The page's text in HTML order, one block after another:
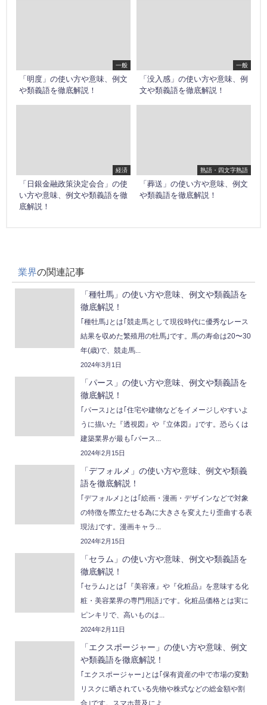
一般
「明度」の使い方や意味、例文
や類義語を徹底解説！
一般
「没入感」の使い方や意味、例
文や類義語を徹底解説！
経済
「日銀金融政策決定会合」の使
い方や意味、例文や類義語を徹
底解説！
熟語・四文字熟語
「葬送」の使い方や意味、例文
や類義語を徹底解説！
業界の関連記事
「種牡馬」の使い方や意味、例文や類義語を
徹底解説！
｢種牡馬｣とは｢競走馬として現役時代に優秀なレース
結果を収めた繁殖用の牡馬｣です。馬の寿命は20〜30
年(歳)で、競走馬...
2024年3月1日
「パース」の使い方や意味、例文や類義語を
徹底解説！
｢パース｣とは｢住宅や建物などをイメージしやすいよ
うに描いた『透視図』や『立体図』｣です。恐らくは
建築業界が最も｢パース...
2024年2月15日
「デフォルメ」の使い方や意味、例文や類義
語を徹底解説！
｢デフォルメ｣とは｢絵画・漫画・デザインなどで対象
の特徴を際立たせる為に大きさを変えたり歪曲する表
現法｣です。漫画キャラ...
2024年2月15日
「セラム」の使い方や意味、例文や類義語を
徹底解説！
｢セラム｣とは｢『美容液』や『化粧品』を意味する化
粧・美容業界の専門用語｣です。化粧品価格とは実に
ピンキリで、高いものは...
2024年2月11日
「エクスポージャー」の使い方や意味、例文
や類義語を徹底解説！
｢エクスポージャー｣とは｢保有資産の中で市場の変動
リスクに晒されている先物や株式などの総金額や割
合｣です。スマホ普及によ...